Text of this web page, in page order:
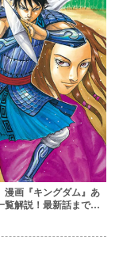
漫画『キングダム』あ
覧解説！最新話までわ